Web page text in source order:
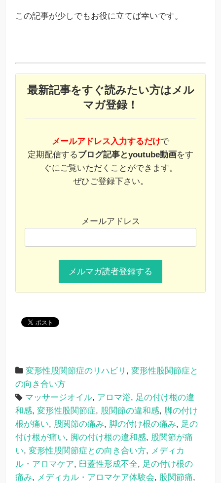
この記事が少しでもお役に立てば幸いです。
最新記事をすぐ読みたい方はメル
マガ登録！
メールアドレス入力するだけで
定期配信するブログ記事とyoutube動画をす
ぐにご覧いただくことができます。
ぜひご登録下さい。
メールアドレス
変形性股関節症のリハビリ , 変形性股関節症と
の向き合い方
マッサージオイル, アロマ浴, 足の付け根の違
和感, 変形性股関節症, 股関節の違和感, 脚の付け
根が痛い, 股関節の痛み, 脚の付け根の痛み, 足の
付け根が痛い, 脚の付け根の違和感, 股関節が痛
い, 変形性股関節症との向き合い方, メディカ
ル・アロマケア, 臼蓋性形成不全, 足の付け根の
痛み, メディカル・アロマケア体験会, 股関節痛,